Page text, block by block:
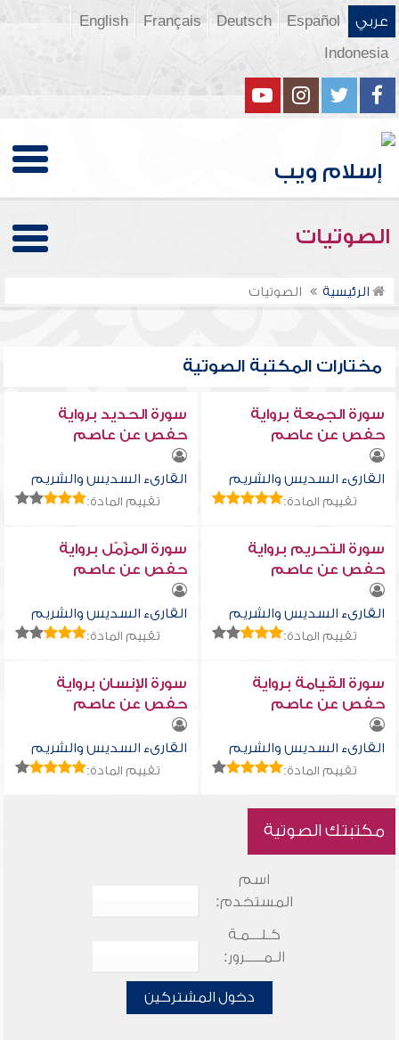
عربي Español
Deutsch
Français
English
Indonesia
الصوتيات
الرئيسية الصوتيات
مختارات المكتبة الصوتية
سورة الجمعة برواية
حفص عن عاصم
القارىء السديس والشريم
تقييم المادة:
سورة الحديد برواية
حفص عن عاصم
القارىء السديس والشريم
تقييم المادة:
سورة التحريم برواية
حفص عن عاصم
القارىء السديس والشريم
تقييم المادة:
سورة المزّمّل برواية
حفص عن عاصم
القارىء السديس والشريم
تقييم المادة:
سورة القيامة برواية
حفص عن عاصم
القارىء السديس والشريم
تقييم المادة:
سورة الإنسان برواية
حفص عن عاصم
القارىء السديس والشريم
تقييم المادة:
مكتبتك الصوتية
اسم
المستخدم:
كـلـــمـة
الـمـــــرور:
دخول المشتركين